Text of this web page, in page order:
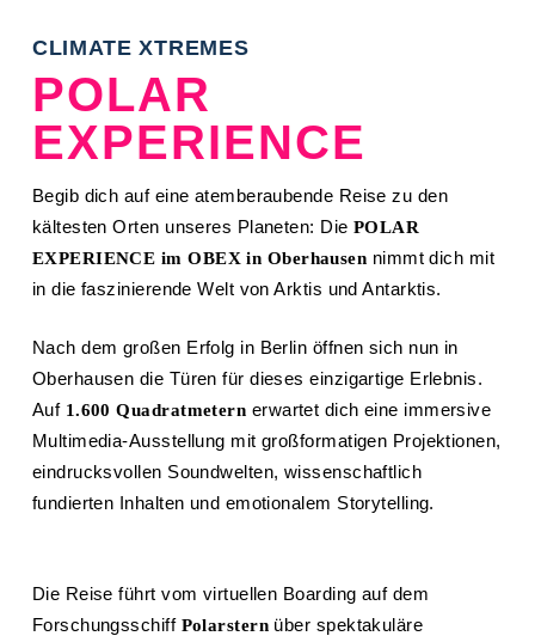
CLIMATE XTREMES
POLAR
EXPERIENCE
Begib dich auf eine atemberaubende Reise zu den
kältesten Orten unseres Planeten: Die POLAR
EXPERIENCE im OBEX in Oberhausen nimmt dich mit
in die faszinierende Welt von Arktis und Antarktis.
Nach dem großen Erfolg in Berlin öffnen sich nun in
Oberhausen die Türen für dieses einzigartige Erlebnis.
Auf 1.600 Quadratmetern erwartet dich eine immersive
Multimedia-Ausstellung mit großformatigen Projektionen,
eindrucksvollen Soundwelten, wissenschaftlich
fundierten Inhalten und emotionalem Storytelling.
Die Reise führt vom virtuellen Boarding auf dem
Forschungsschiff Polarstern über spektakuläre